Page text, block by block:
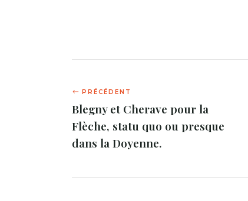
Blegny et Cherave pour la
Flèche, statu quo ou presque
dans la Doyenne.